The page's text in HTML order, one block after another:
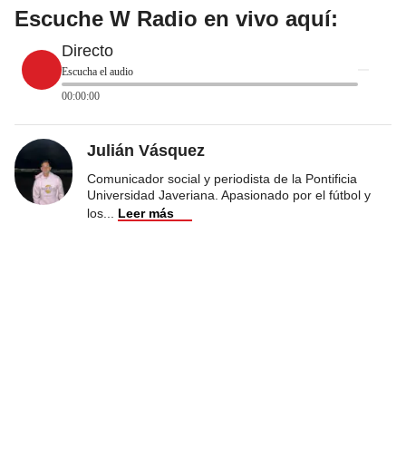
Escuche W Radio en vivo aquí:
Directo
Escucha el audio
00:00:00
Julián Vásquez
Comunicador social y periodista de la Pontificia
Universidad Javeriana. Apasionado por el fútbol y
los
Leer más